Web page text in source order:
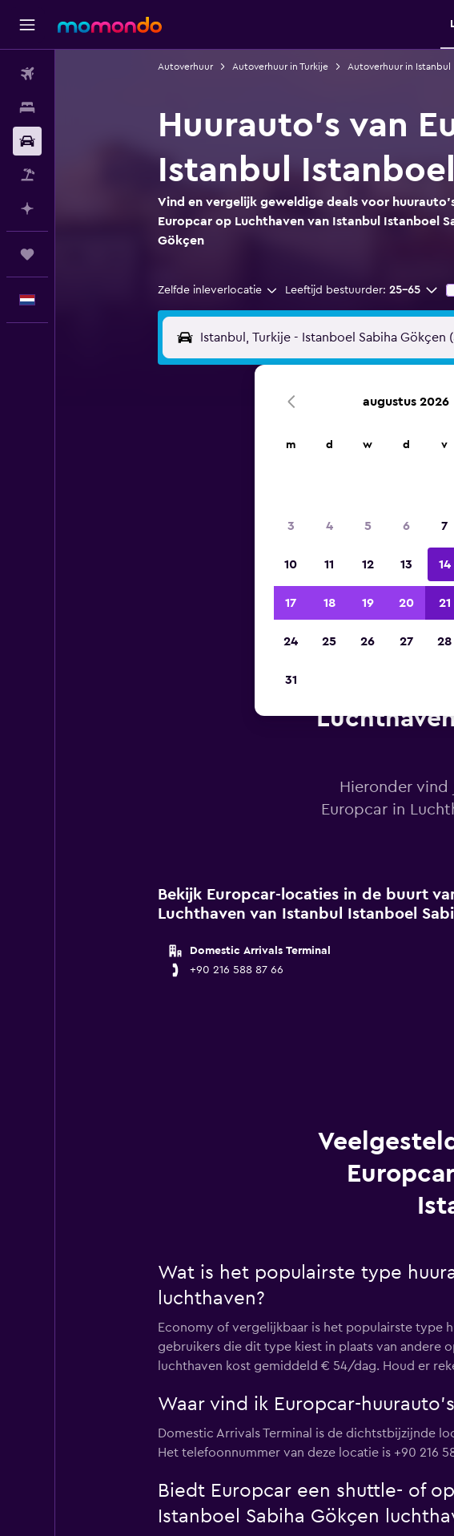
Autoverhuur Autoverhuur in Turkije Autoverhuur in Istanbul
Huurauto's van
Istanbul
Vind en vergelijk geweldige deals voor
Europcar op Luchthaven van Istanbul Istanboel
Gökçen
Zelfde inleverlocatie Leeftijd bestuurder: 25-65
Hieronder
Europcar in
Bekijk Europcar-locaties in de buurt
Luchthaven van Istanbul Istanboel
Domestic Arrivals Terminal
+90 216 588 87 66
Wat is het populairste type
luchthaven?
Economy of vergelijkbaar is het populairste type
gebruikers die dit type kiest in plaats van andere
luchthaven kost gemiddeld € 54/dag. Houd er
Waar vind ik Europcar-
Domestic Arrivals Terminal is de dichtstbijzijnde
Het telefoonnummer van deze locatie is +90 216
Biedt Europcar een shuttle- of
Istanboel Sabiha Gökçen
augustus 2026
m d w d v
3 4 5 6 7
10 11 12 13 14
17 18 19 20 21
24 25 26 27 28
31